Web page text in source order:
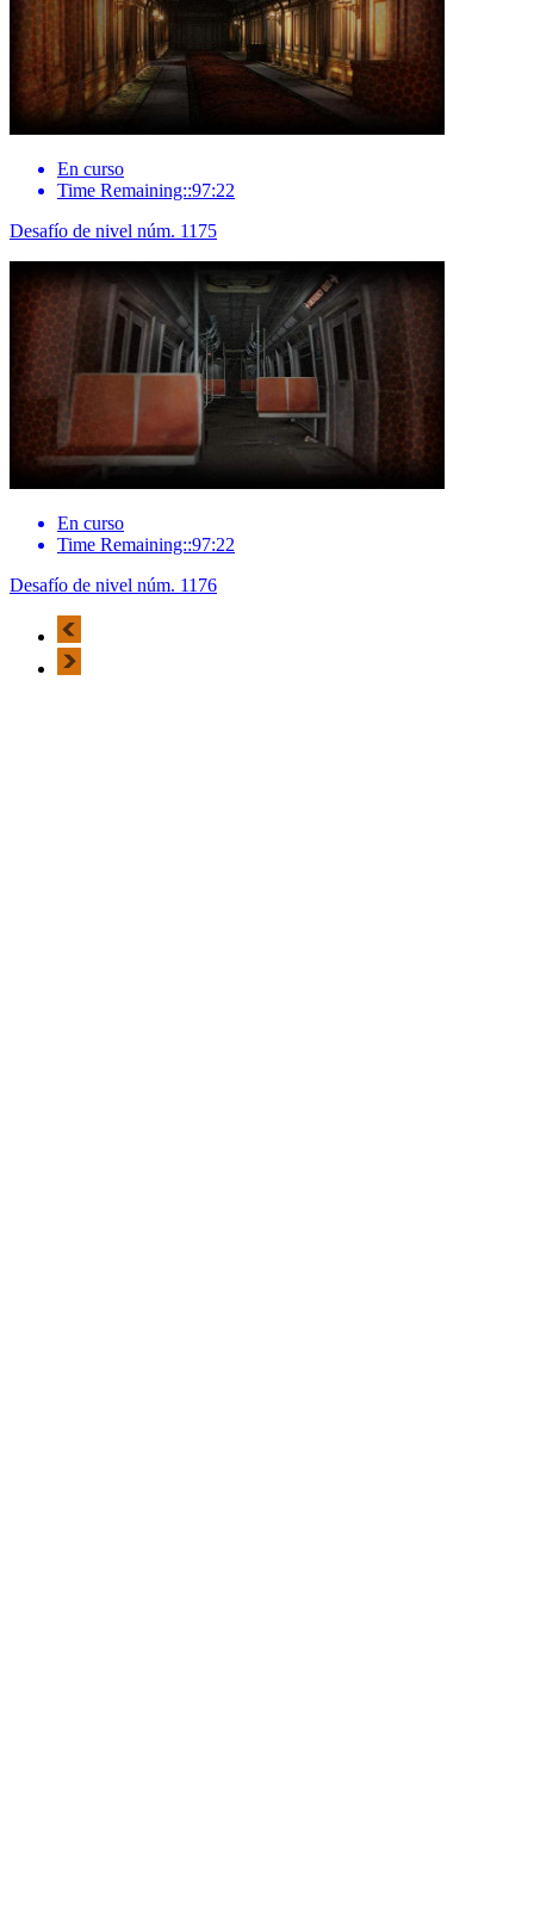
En curso
Time Remaining::97:22
Desafío de nivel núm. 1175
En curso
Time Remaining::97:22
Desafío de nivel núm. 1176